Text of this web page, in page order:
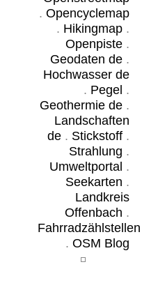
. Opencyclemap
. Hikingmap.
Openpiste.
Geodaten de.
Hochwasser de
. Pegel .
Geothermie de.
Landschaften
de. Stickstoff.
Strahlung .
Umweltportal .
Seekarten .
Landkreis
Offenbach .
Fahrradzählstellen
. OSM Blog